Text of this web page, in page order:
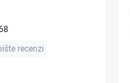
recenzi